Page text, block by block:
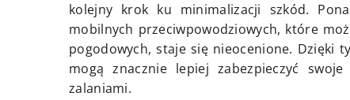
kolejny krok ku minimalizacji szkód.
mobilnych przeciwpowodziowych, które
pogodowych, staje się nieocenione. Dzięki
mogą znacznie lepiej zabezpieczyć
zalaniami.